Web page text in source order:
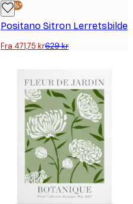
-25%*
Positano Sitron Lerretsbilde
Fra 471,75 kr629 kr